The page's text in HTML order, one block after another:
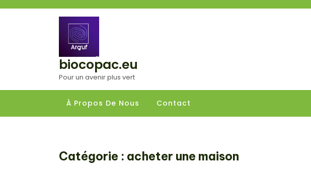
biocopac.eu
Pour un avenir plus vert
À Propos De Nous Contact
Catégorie : acheter une maison